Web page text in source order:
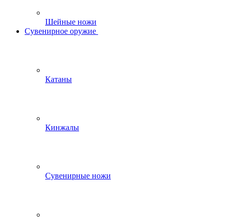
Шейные ножи
Сувенирное оружие
Катаны
Кинжалы
Сувенирные ножи